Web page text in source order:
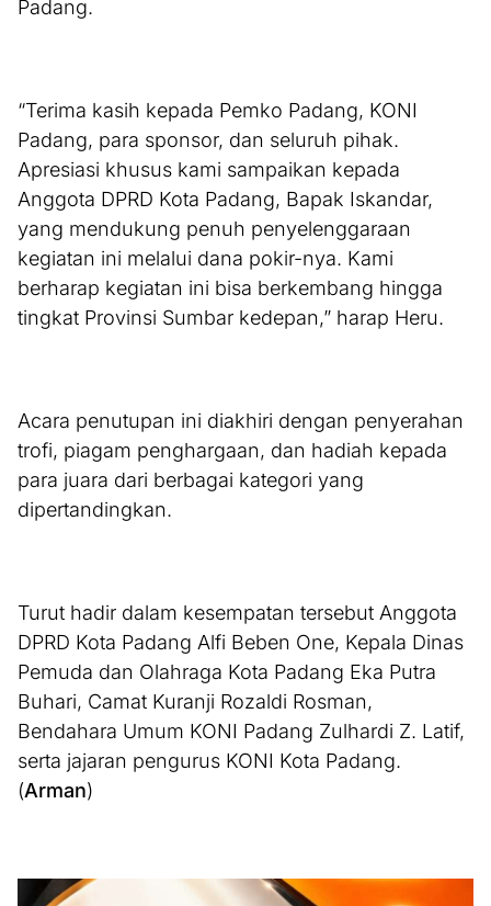
Padang.
“Terima kasih kepada Pemko Padang, KONI
Padang, para sponsor, dan seluruh pihak.
Apresiasi khusus kami sampaikan kepada
Anggota DPRD Kota Padang, Bapak Iskandar,
yang mendukung penuh penyelenggaraan
kegiatan ini melalui dana pokir-nya. Kami
berharap kegiatan ini bisa berkembang hingga
tingkat Provinsi Sumbar kedepan,” harap Heru.
Acara penutupan ini diakhiri dengan penyerahan
trofi, piagam penghargaan, dan hadiah kepada
para juara dari berbagai kategori yang
dipertandingkan.
Turut hadir dalam kesempatan tersebut Anggota
DPRD Kota Padang Alfi Beben One, Kepala Dinas
Pemuda dan Olahraga Kota Padang Eka Putra
Buhari, Camat Kuranji Rozaldi Rosman,
Bendahara Umum KONI Padang Zulhardi Z. Latif,
serta jajaran pengurus KONI Kota Padang.
(Arman)